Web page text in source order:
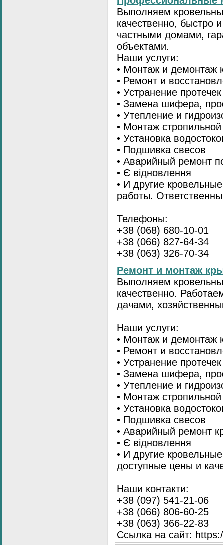
Выполняем
качественно, быстро
частными домами,
объектами.
Наши услуги:
• Монтаж и демонтаж
• Ремонт и
• Устранение протечек
• Замена шифера,
• Утепление и
• Монтаж
• Установка
• Подшивка свесов
• Аварийный ремонт
• Є відновлення
• И другие
работы.
Телефоны:
+38 (068) 680-10-01
+38 (066) 827-64-34
+38 (063) 326-70-34
Ремонт и монтаж
Выполняем
качественно.
дачами,
Наши услуги:
• Монтаж и демонтаж
• Ремонт и
• Устранение протечек
• Замена шифера,
• Утепление и
• Монтаж
• Установка
• Подшивка свесов
• Аварийный ремонт
• Є відновлення
• И другие
доступные цены и
Наши контакти:
+38 (097) 541-21-06
+38 (066) 806-60-25
+38 (063) 366-22-83
Ссылка на сайт: